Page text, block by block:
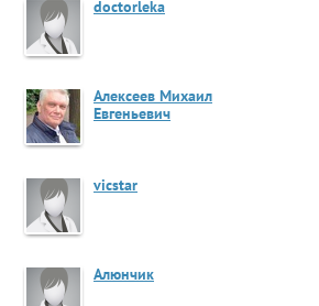
doctorleka
Алексеев Михаил
Евгеньевич
vicstar
Алюнчик